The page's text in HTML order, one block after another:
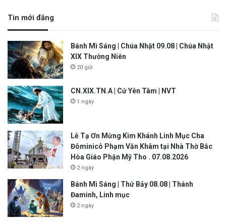
Tin mới đăng
Bánh Mì Sáng | Chúa Nhật 09.08 | Chúa Nhật
XIX Thường Niên
20 giờ
CN.XIX.TN.A | Cứ Yên Tâm | NVT
1 ngày
Lễ Tạ Ơn Mừng Kim Khánh Linh Mục Cha
Đôminicô Phạm Văn Khâm tại Nhà Thờ Bắc
Hòa Giáo Phận Mỹ Tho . 07.08.2026
2 ngày
Bánh Mì Sáng | Thứ Bảy 08.08 | Thánh
Đaminh, Linh mục
2 ngày